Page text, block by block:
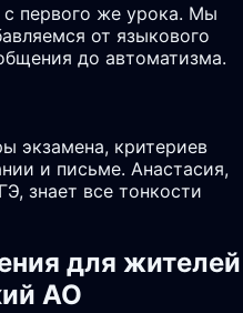
с первого же урока. Мы
от языкового
до автоматизма.
экзамена, критериев
и письме. Анастасия,
знает все тонкости
для жителей
АО